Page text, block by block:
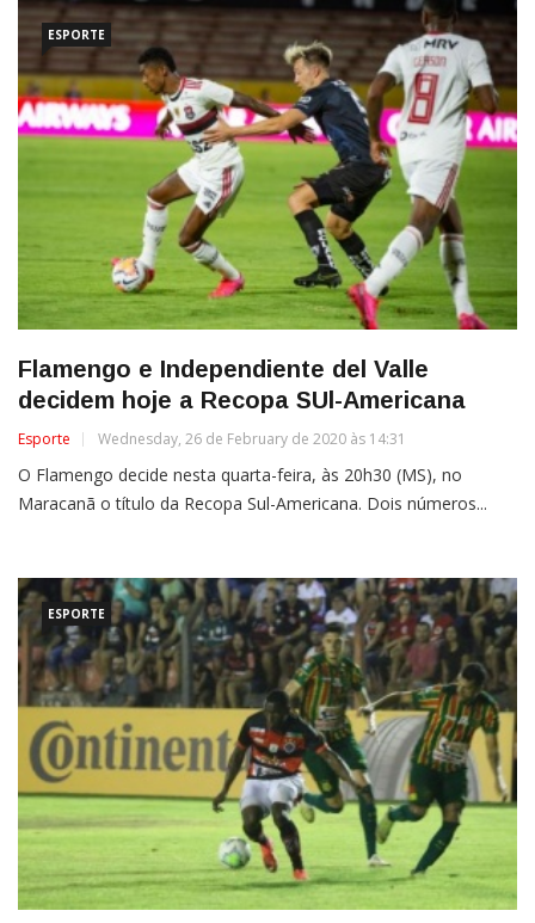
ESPORTE
Flamengo e Independiente del Valle
decidem hoje a Recopa SUl-Americana
Esporte Wednesday, 26 de February de 2020 às 14:31
O Flamengo decide nesta quarta-feira, às 20h30 (MS), no
Maracanã o título da Recopa Sul-Americana. Dois números...
ESPORTE